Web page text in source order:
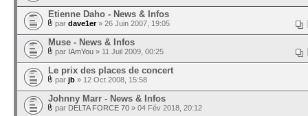
Etienne Daho - News & Infos
par dave1er» 26 Juin 2007, 19:05
Muse - News & Infos
par IAmYou » 11 Juil 2009, 00:25
Le prix des places de concert
par jb » 12 Oct 2008, 15:58
Johnny Marr - News & Infos
par DELTA FORCE 70 » 04 Fév 2018, 20:12